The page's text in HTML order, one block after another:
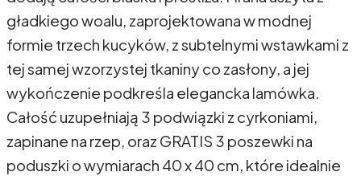
gładkiego woalu, zaprojektowana w modnej
formie trzech kucyków, z subtelnymi wstawkami z
tej samej wzorzystej tkaniny co zasłony, a jej
wykończenie podkreśla elegancka lamówka.
Całość uzupełniają 3 podwiązki z cyrkoniami,
zapinane na rzep, oraz GRATIS 3 poszewki na
poduszki o wymiarach 40 x 40 cm, które idealnie